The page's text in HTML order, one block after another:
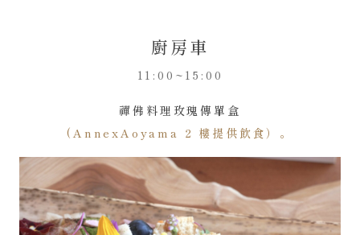
廚房車
11:00~15:00
禪佛料理玫瑰傳單盒
(AnnexAoyama 2 樓提供飲食）。